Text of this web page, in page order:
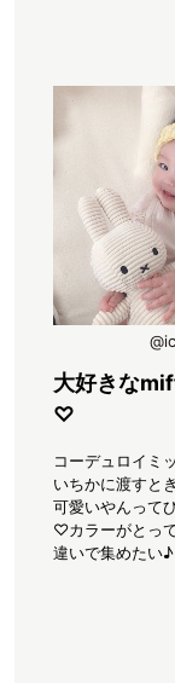
大好きな
♡
コーデュロイミ
いちかに渡すと
可愛いやんって
♡カラーがとっ
違いで集めたい♪